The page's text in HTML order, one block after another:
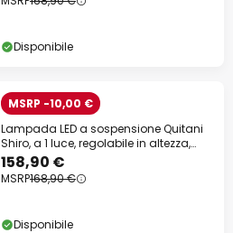
Disponibile
MSRP -10,00 €
Lampada LED a sospensione Quitani
Shiro, a 1 luce, regolabile in altezza,
vetro
158,90 €
MSRP168,90 €
Disponibile